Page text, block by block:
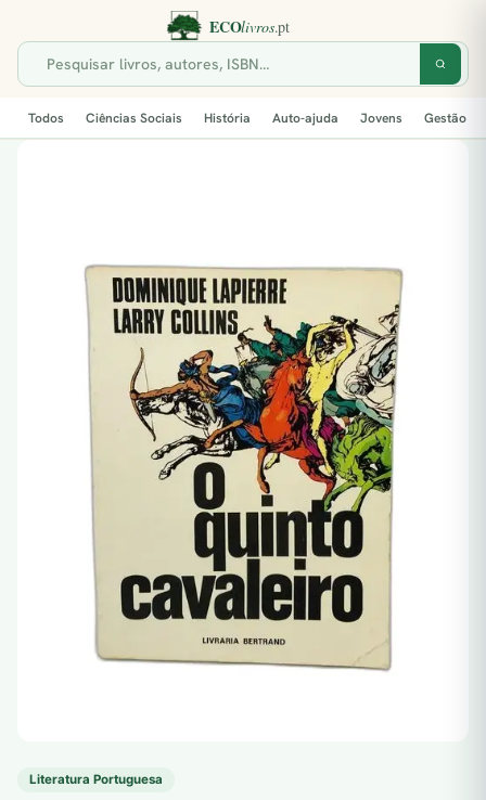
Todos Ciências Sociais História Auto-ajuda Jovens Gestão
Literatura Portuguesa